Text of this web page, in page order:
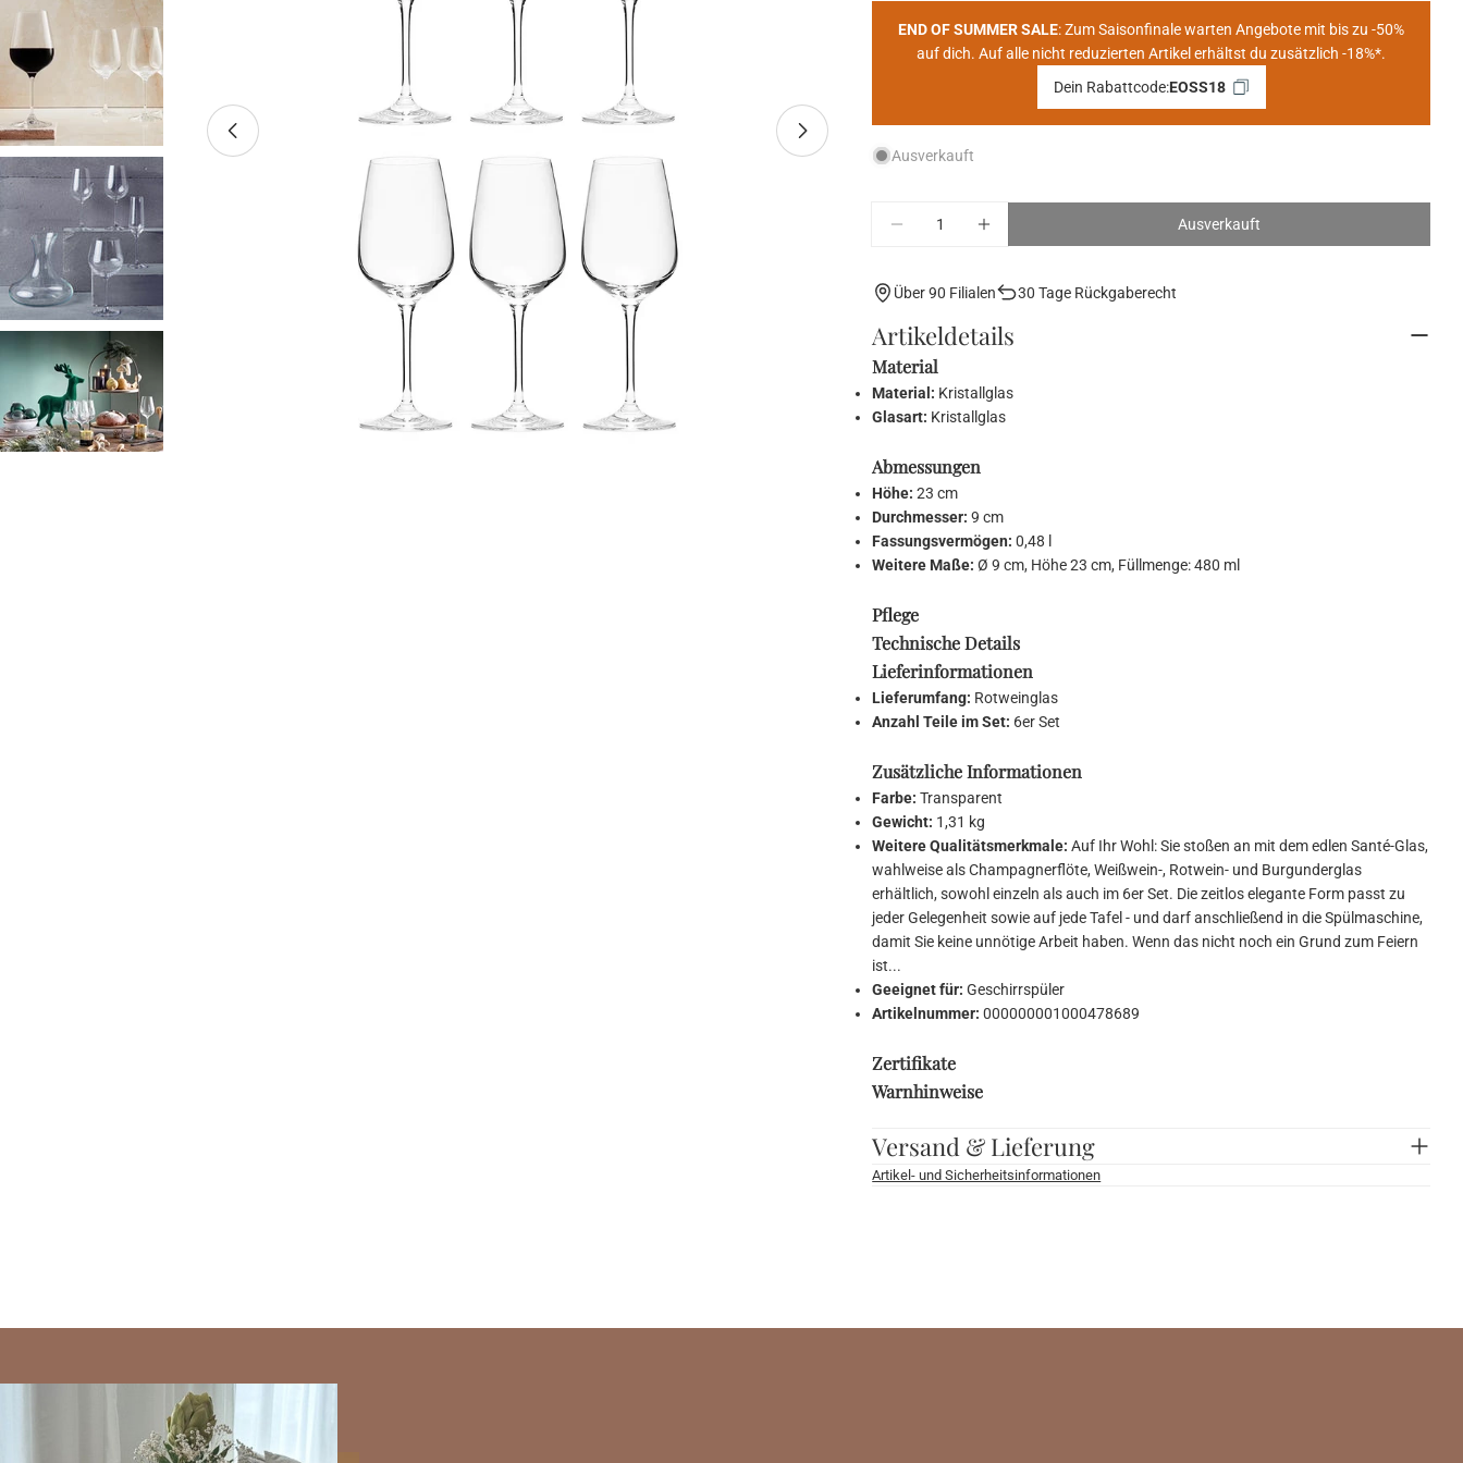
Medium 0 im Pop-up öffnen
END OF SUMMER SALE: Zum Saisonfinale warten Angebote mit bis zu -50%
auf dich. Auf alle nicht reduzierten Artikel erhältst du zusätzlich -18%*.
Dein Rabattcode:EOSS18
Ausverkauft
Ausverkauft
Über 90 Filialen 30 Tage Rückgaberecht
Artikeldetails
Material
Material: Kristallglas
Glasart: Kristallglas
Abmessungen
Höhe:23 cm
Durchmesser:9 cm
Fassungsvermögen:0,48 l
Weitere Maße:Ø 9 cm, Höhe 23 cm, Füllmenge: 480 ml
Pflege
Technische Details
Lieferinformationen
Lieferumfang: Rotweinglas
Anzahl Teile im Set: 6er Set
Zusätzliche Informationen
Farbe:Transparent
Gewicht: 1,31 kg
Weitere Qualitätsmerkmale:Auf Ihr Wohl: Sie stoßen an mit dem edlen Santé-Glas,
wahlweise als Champagnerflöte, Weißwein-, Rotwein- und Burgunderglas
erhältlich, sowohl einzeln als auch im 6er Set. Die zeitlos elegante Form passt zu
jeder Gelegenheit sowie auf jede Tafel - und darf anschließend in die Spülmaschine,
damit Sie keine unnötige Arbeit haben. Wenn das nicht noch ein Grund zum Feiern
ist...
Geeignet für:Geschirrspüler
Artikelnummer:000000001000478689
Zertifikate
Warnhinweise
Versand & Lieferung
Artikel- und Sicherheitsinformationen